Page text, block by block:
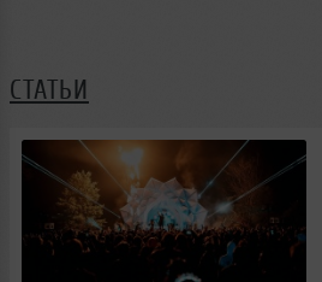
артистка полностью построит сет
СТАТЬИ